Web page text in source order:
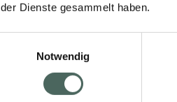
der Dienste gesammelt haben.
Notwendig